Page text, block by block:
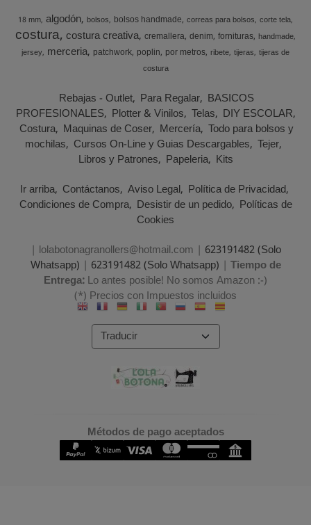
18 mm algodón bolsos bolsos handmade correas para bolsos corte tela
costura costura creativa cremallera denim fornituras handmade
jersey merceria patchwork poplin por metros ribete tijeras tijeras de
costura
Rebajas - Outlet Para Regalar BASICOS
PROFESIONALES Plotter & Vinilos Telas DIY ESCOLAR
Costura Maquinas de Coser Mercería Todo para bolsos y
mochilas Cursos On-Line y Guias Descargables Tejer
Libros y Patrones Papeleria Kits
Ir arriba Contáctanos Aviso Legal Política de Privacidad
Condiciones de Compra Desistir de un pedido Políticas de
Cookies
| lolabotonagranollers@hotmail.com | 623191482 (Solo
Whatsapp) | 623191482 (Solo Whatsapp) | Tiempo de
Entrega:Lo antes posible! No somos Amazon :-)
(*) Precios con Impuestos incluidos
Métodos de pago aceptados